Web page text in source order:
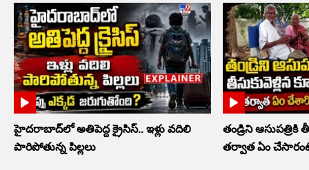
హైదరాబాద్‌లో అతిపెద్ద క్రైసిస్.. ఇళ్లు వదిలి
పారిపోతున్న పిల్లలు
తండ్రిని ఆసుపత్రికి
తర్వాత ఏం